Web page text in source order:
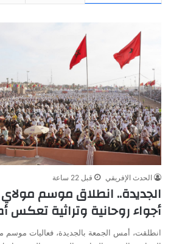
الحدث الإفريقي قبل 22 ساعة
الجديدة.. انطلاق موسم مولاي
أجواء روحانية وتراثية تعكس
انطلقت، أمس الجمعة بالجديدة، فعاليات موسم